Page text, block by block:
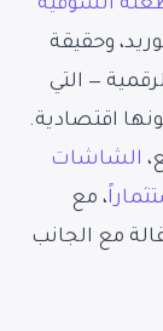
وحقيقة
— التي
اقتصادية.
الشاشات
، مع
مع الجانب